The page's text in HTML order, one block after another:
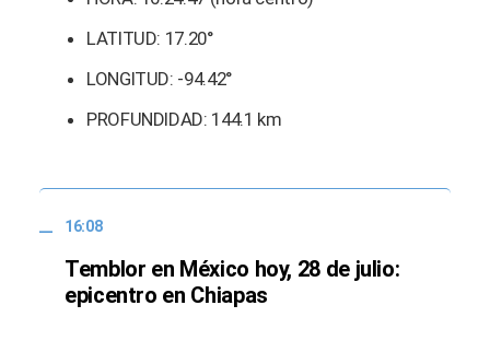
LATITUD: 17.20°
LONGITUD: -94.42°
PROFUNDIDAD: 144.1 km
16:08
Temblor en México hoy, 28 de julio:
epicentro en Chiapas